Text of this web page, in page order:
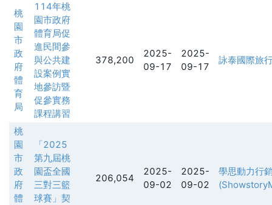
桃
園
市
政
府
體
育
局
114年桃
園市政府
體育局促
進民間參
與公共建
設案例實
地參訪暨
促參實務
課程講習
378,200
2025-
09-17
2025-
09-17
詠泰國際旅
桃
園
市
政
府
體
「2025
第九屆桃
園盃全國
三對三籃
球賽」契
206,054
2025-
09-02
2025-
09-02
學思動力行